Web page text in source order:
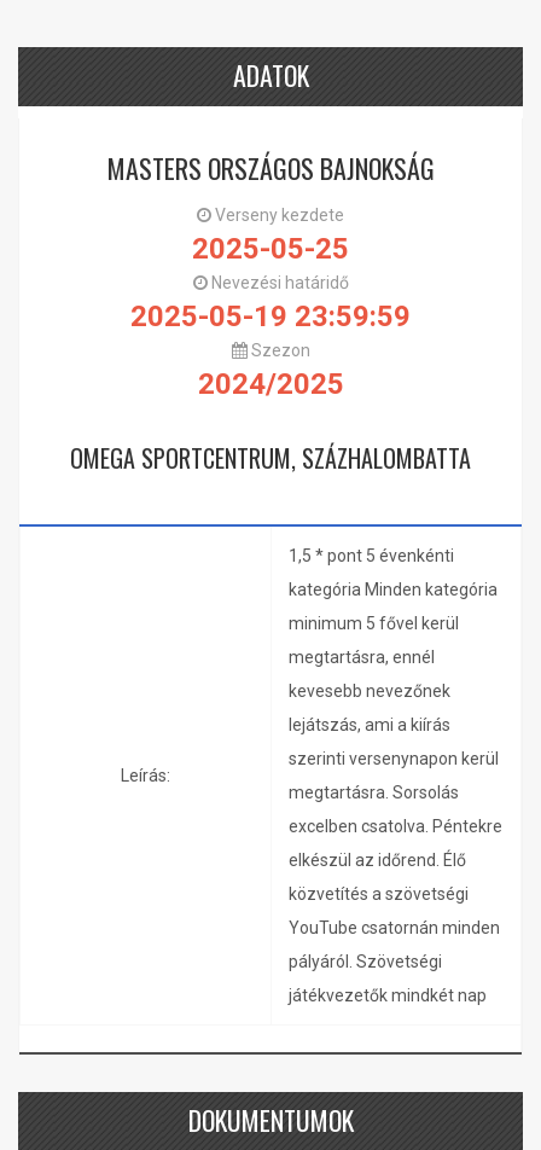
ADATOK
MASTERS ORSZÁGOS BAJNOKSÁG
Verseny kezdete
2025-05-25
Nevezési határidő
2025-05-19 23:59:59
Szezon
2024/2025
OMEGA SPORTCENTRUM, SZÁZHALOMBATTA
Leírás:
1,5 * pont 5 évenkénti
kategória Minden kategória
minimum 5 fővel kerül
megtartásra, ennél
kevesebb nevezőnek
lejátszás, ami a kiírás
szerinti versenynapon kerül
megtartásra. Sorsolás
excelben csatolva. Péntekre
elkészül az időrend. Élő
közvetítés a szövetségi
YouTube csatornán minden
pályáról. Szövetségi
játékvezetők mindkét nap
DOKUMENTUMOK